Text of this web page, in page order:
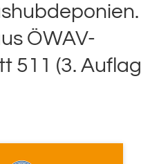
ÖWAV-
511 (3.